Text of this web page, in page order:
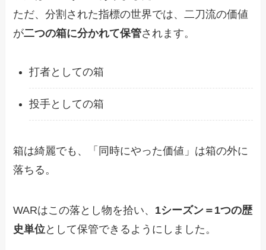
ただ、分割された指標の世界では、二刀流の価値
が二つの箱に分かれて保管されます。
打者としての箱
投手としての箱
箱は綺麗でも、「同時にやった価値」は箱の外に
落ちる。
WARはこの落とし物を拾い、 1シーズン＝1つの歴
史単位として保管できるようにしました。